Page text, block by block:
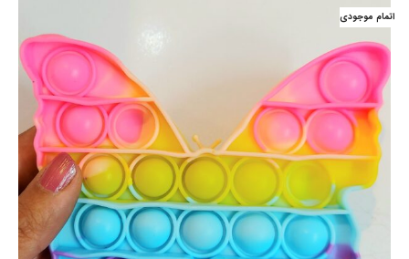
اتمام موجودی